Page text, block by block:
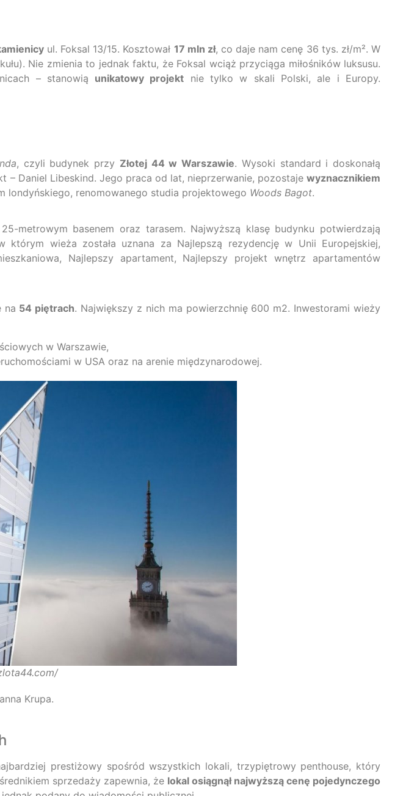
ul. Foksal 13/15. Kosztował 17 mln zł, co daje nam cenę 36 tys. zł/m². W
Nie zmienia to jednak faktu, że Foksal wciąż przyciąga miłośników luksusu.
– stanowią unikatowy projekt nie tylko w skali Polski, ale i Europy.
, czyli budynek przy Złotej 44 w Warszawie. Wysoki standard i doskonałą
– Daniel Libeskind. Jego praca od lat, nieprzerwanie, pozostaje wyznacznikiem
londyńskiego, renomowanego studia projektowego Woods Bagot.
metrowym basenem oraz tarasem. Najwyższą klasę budynku potwierdzają
wieża została uznana za Najlepszą rezydencję w Unii Europejskiej,
Najlepszy apartament, Najlepszy projekt wnętrz apartamentów
na 54 piętrach. Największy z nich ma powierzchnię 600 m2. Inwestorami wieży
w Warszawie,
w USA oraz na arenie międzynarodowej.
Krupa.
prestiżowy spośród wszystkich lokali, trzypiętrowy penthouse, który
sprzedaży zapewnia, że lokal osiągnął najwyższą cenę pojedynczego